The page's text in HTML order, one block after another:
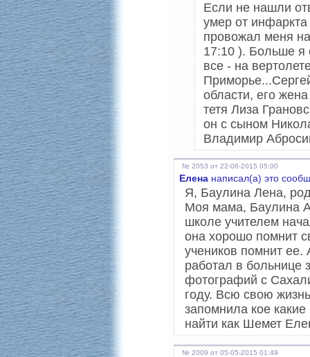
Если не нашли
умер от
провожал меня
17:10 ). Больше я
все - на
области, его
тетя Лиза
он с сыном
Владимир
№ 2053 от 22-06-2015 05:00
Елена написал(а) это
Я, Баулина Лена,
Моя мама, Баулина
школе учителем
она хорошо помнит
учеников помнит
работал в больнице
фотографий с
году. Всю свою
запомнила кое
найти как Шемет
№ 2009 от 05-05-2015 01:49